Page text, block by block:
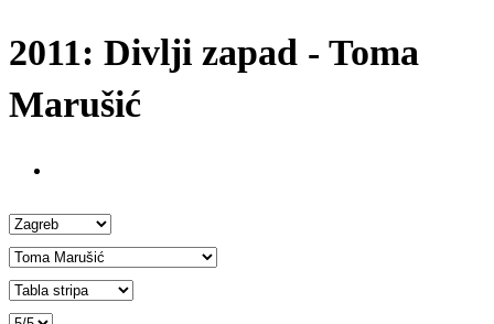
2011: Divlji zapad - Toma
Marušić